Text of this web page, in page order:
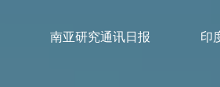
南亚研究通讯日报 印